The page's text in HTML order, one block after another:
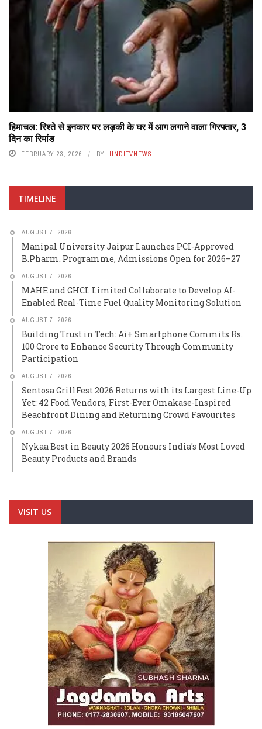
हिमाचल: रिश्ते से इनकार पर लड़की के घर में आग लगाने वाला गिरफ्तार, 3
दिन का रिमांड
FEBRUARY 23, 2026 BY HINDITVNEWS
TIMELINE
AUGUST 7, 2026
Manipal University Jaipur Launches PCI-Approved
B.Pharm. Programme, Admissions Open for 2026–27
AUGUST 7, 2026
MAHE and GHCL Limited Collaborate to Develop AI-
Enabled Real-Time Fuel Quality Monitoring Solution
AUGUST 7, 2026
Building Trust in Tech: Ai+ Smartphone Commits Rs.
100 Crore to Enhance Security Through Community
Participation
AUGUST 7, 2026
Sentosa GrillFest 2026 Returns with its Largest Line-Up
Yet: 42 Food Vendors, First-Ever Omakase-Inspired
Beachfront Dining and Returning Crowd Favourites
AUGUST 7, 2026
Nykaa Best in Beauty 2026 Honours India's Most Loved
Beauty Products and Brands
VISIT US